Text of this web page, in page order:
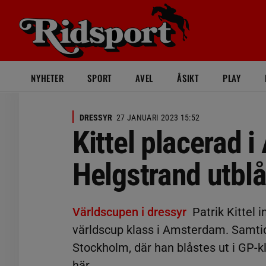
NYHETER SPORT AVEL ÅSIKT PLAY
DRESSYR 27 JANUARI 2023 15:52
Kittel placerad i
Helgstrand
Världscupen i dressyr Patrik Kittel
världscup klass i Amsterdam.
Stockholm, där han blåstes ut i GP-